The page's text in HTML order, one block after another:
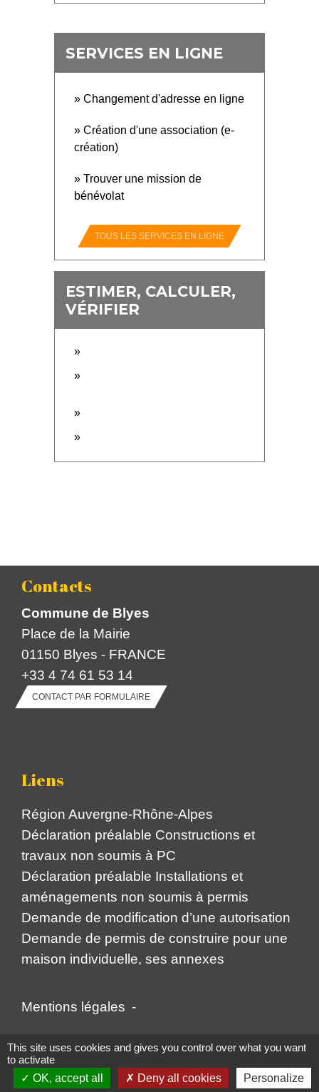
SERVICES EN LIGNE
Changement d'adresse en ligne
Création d'une association (e-
création)
Trouver une mission de
bénévolat
TOUS LES SERVICES EN LIGNE
ESTIMER, CALCULER,
VÉRIFIER
Contacts
Commune de Blyes
Place de la Mairie
01150 Blyes - FRANCE
+33 4 74 61 53 14
CONTACT PAR FORMULAIRE
Liens
Région Auvergne-Rhône-Alpes
Déclaration préalable Constructions et
travaux non soumis à PC
Déclaration préalable Installations et
aménagements non soumis à permis
Demande de modification d’une autorisation
Demande de permis de construire pour une
maison individuelle, ses annexes
Mentions légales -
Plan du site - Gestion des cookies
This site uses cookies and gives you control over what you want
to activate
OK, accept all
Deny all cookies Personalize